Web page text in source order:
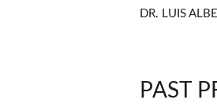
DR. LUIS
PAST